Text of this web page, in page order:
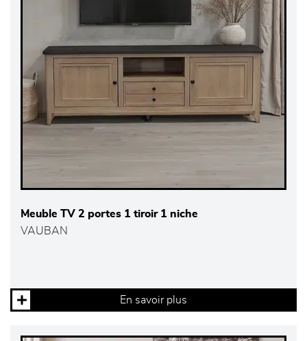
Meuble TV 2 portes 1 tiroir 1 niche
VAUBAN
En savoir plus